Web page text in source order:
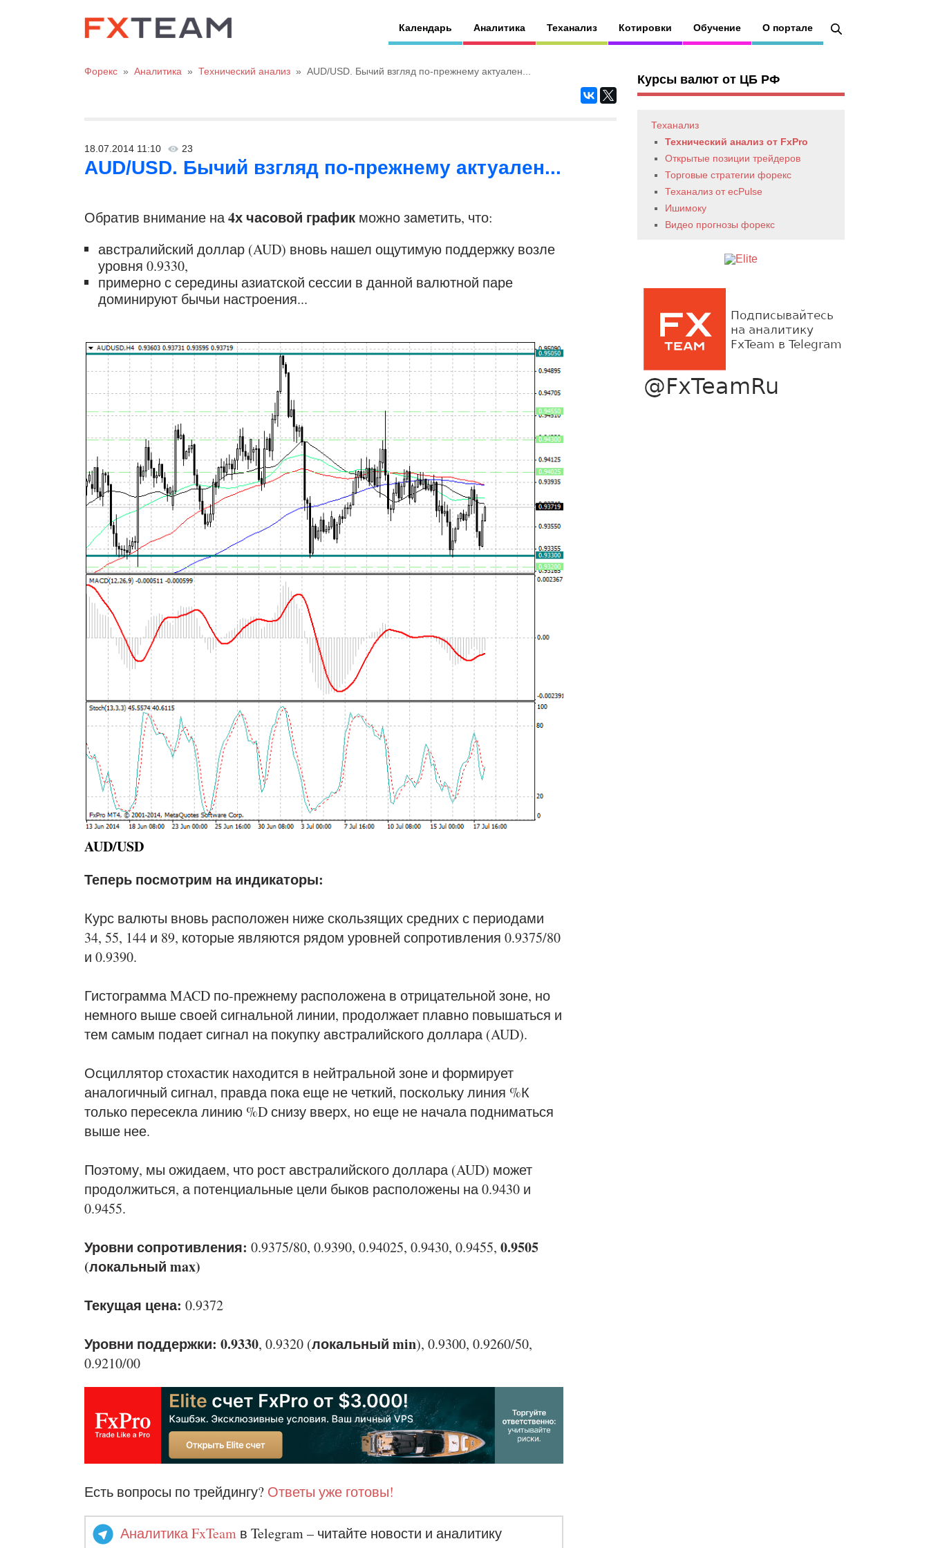
Календарь Аналитика Теханализ Котировки Обучение О портале
Форекс » Аналитика » Технический анализ » AUD/USD. Бычий взгляд по-прежнему актуален...
18.07.2014 11:10 23
AUD/USD. Бычий взгляд по-прежнему актуален...
Обратив внимание на4х часовой график можно заметить, что:
австралийский доллар (AUD) вновь нашел ощутимую поддержку возле
уровня 0.9330,
примерно с середины азиатской сессии в данной валютной паре
доминируют бычьи настроения...
AUD/USD
Теперь посмотрим на индикаторы:
Курс валюты вновь расположен ниже скользящих средних с периодами
34, 55, 144 и 89, которые являются рядом уровней сопротивления 0.9375/80
и 0.9390.
Гистограмма MACD по-прежнему расположена в отрицательной зоне, но
немного выше своей сигнальной линии, продолжает плавно повышаться и
тем самым подает сигнал на покупку австралийского доллара (AUD).
Осциллятор стохастик находится в нейтральной зоне и формирует
аналогичный сигнал, правда пока еще не четкий, поскольку линия %К
только пересекла линию %D снизу вверх, но еще не начала подниматься
выше нее.
Поэтому, мы ожидаем, что рост австралийского доллара (AUD) может
продолжиться, а потенциальные цели быков расположены на 0.9430 и
0.9455.
Уровни сопротивления: 0.9375/80, 0.9390, 0.94025, 0.9430, 0.9455, 0.9505
(локальный max)
Текущая цена: 0.9372
Уровни поддержки: 0.9330, 0.9320 (локальный min), 0.9300, 0.9260/50,
0.9210/00
Есть вопросы по трейдингу? Ответы уже готовы!
Аналитика FxTeam в Telegram – читайте новости и аналитику
Курсы валют от ЦБ РФ
Теханализ
Технический анализ от FxPro
Открытые позиции трейдеров
Торговые стратегии форекс
Теханализ от ecPulse
Ишимоку
Видео прогнозы форекс